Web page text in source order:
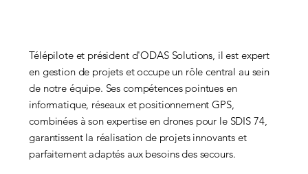
Télépilote et président d'ODAS Solutions, il est expert
en gestion de projets et occupe un rôle central au sein
de notre équipe. Ses compétences pointues en
informatique, réseaux et positionnement GPS,
combinées à son expertise en drones pour le SDIS 74,
garantissent la réalisation de projets innovants et
parfaitement adaptés aux besoins des secours.